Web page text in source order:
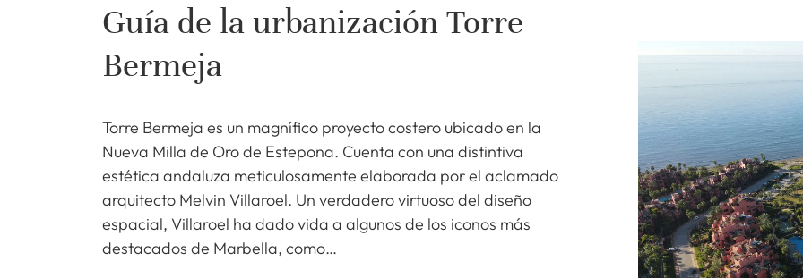
Guía de la urbanización Torre
Bermeja
Torre Bermeja es un magnífico proyecto costero ubicado en la
Nueva Milla de Oro de Estepona. Cuenta con una distintiva
estética andaluza meticulosamente elaborada por el aclamado
arquitecto Melvin Villaroel. Un verdadero virtuoso del diseño
espacial, Villaroel ha dado vida a algunos de los iconos más
destacados de Marbella, como…